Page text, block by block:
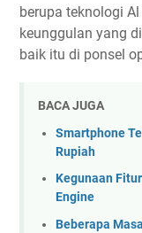
berupa teknologi
keunggulan yang
baik itu di ponsel
BACA JUGA
Smartphone
Rupiah
Kegunaan
Engine
Beberapa